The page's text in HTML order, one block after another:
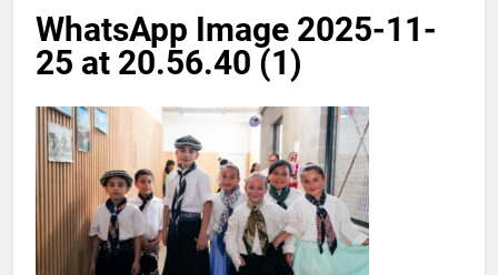
WhatsApp Image 2025-11-
25 at 20.56.40 (1)